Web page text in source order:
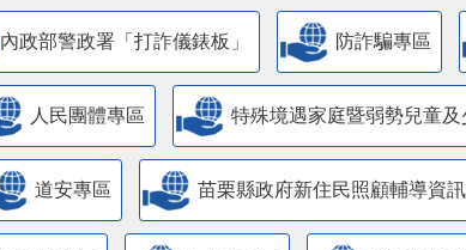
內政部警政署「打詐儀錶板」 防詐騙專區
人民團體專區 特殊境遇家庭暨弱勢兒童
道安專區 苗栗縣政府新住民照顧輔導資